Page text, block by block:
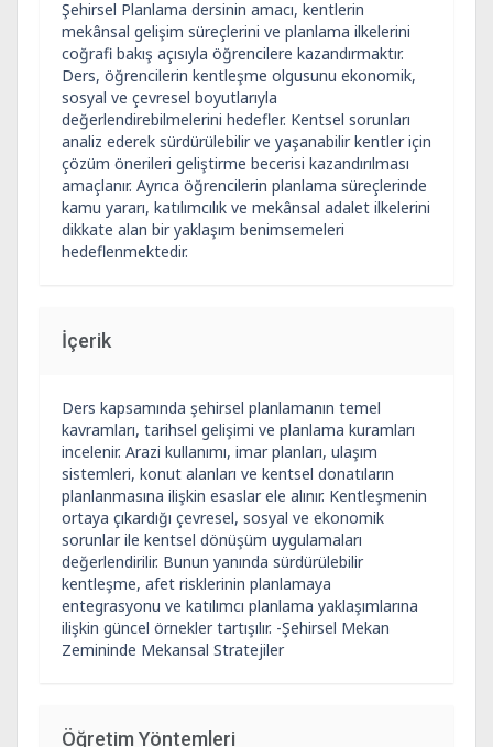
Şehirsel Planlama dersinin amacı, kentlerin
mekânsal gelişim süreçlerini ve planlama ilkelerini
coğrafi bakış açısıyla öğrencilere kazandırmaktır.
Ders, öğrencilerin kentleşme olgusunu ekonomik,
sosyal ve çevresel boyutlarıyla
değerlendirebilmelerini hedefler. Kentsel sorunları
analiz ederek sürdürülebilir ve yaşanabilir kentler için
çözüm önerileri geliştirme becerisi kazandırılması
amaçlanır. Ayrıca öğrencilerin planlama süreçlerinde
kamu yararı, katılımcılık ve mekânsal adalet ilkelerini
dikkate alan bir yaklaşım benimsemeleri
hedeflenmektedir.
İçerik
Ders kapsamında şehirsel planlamanın temel
kavramları, tarihsel gelişimi ve planlama kuramları
incelenir. Arazi kullanımı, imar planları, ulaşım
sistemleri, konut alanları ve kentsel donatıların
planlanmasına ilişkin esaslar ele alınır. Kentleşmenin
ortaya çıkardığı çevresel, sosyal ve ekonomik
sorunlar ile kentsel dönüşüm uygulamaları
değerlendirilir. Bunun yanında sürdürülebilir
kentleşme, afet risklerinin planlamaya
entegrasyonu ve katılımcı planlama yaklaşımlarına
ilişkin güncel örnekler tartışılır. -Şehirsel Mekan
Zemininde Mekansal Stratejiler
Öğretim Yöntemleri